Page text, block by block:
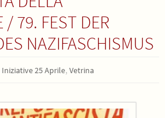
/ 79. FEST DER
NAZIFASCHISMUS
Iniziative 25 Aprile, Vetrina